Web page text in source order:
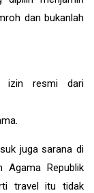
dan bukanlah
izin resmi dari
juga sarana di
Republik
travel itu tidak